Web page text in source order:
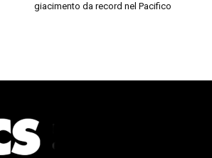
giacimento da record nel Pacifico